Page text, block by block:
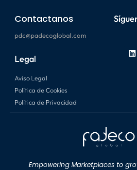
Contactanos
pdc@padecoglobal.com
Legal
Aviso Legal
Política de Cookies
Política de Privacidad
Empowering Marketplaces to